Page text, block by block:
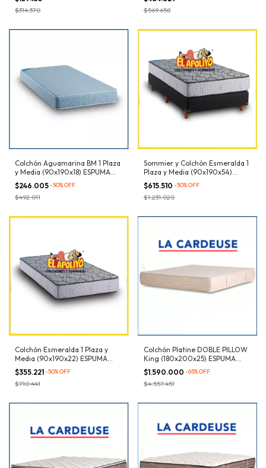
$314.370 $569.658
Colchón Aguamarina BM 1 Plaza
y Media (90x190x18) ESPUMA
Dens. 21kg/m³
$246.005-50%OFF
$492.011
Sommier y Colchón Esmeralda 1
Plaza y Media (90x190x54)
ESPUMA Dens. 27kg/m³
$615.510 -50%OFF
$1.231.020
Colchón Esmeralda 1 Plaza y
Media (90x190x22) ESPUMA
Dens. 27kg/m³
$355.221-50%OFF
$710.441
Colchón Platine DOBLE PILLOW
King (180x200x25) ESPUMA
Dens. 30 kg/m³
$1.590.000 -65%OFF
$4.557.451